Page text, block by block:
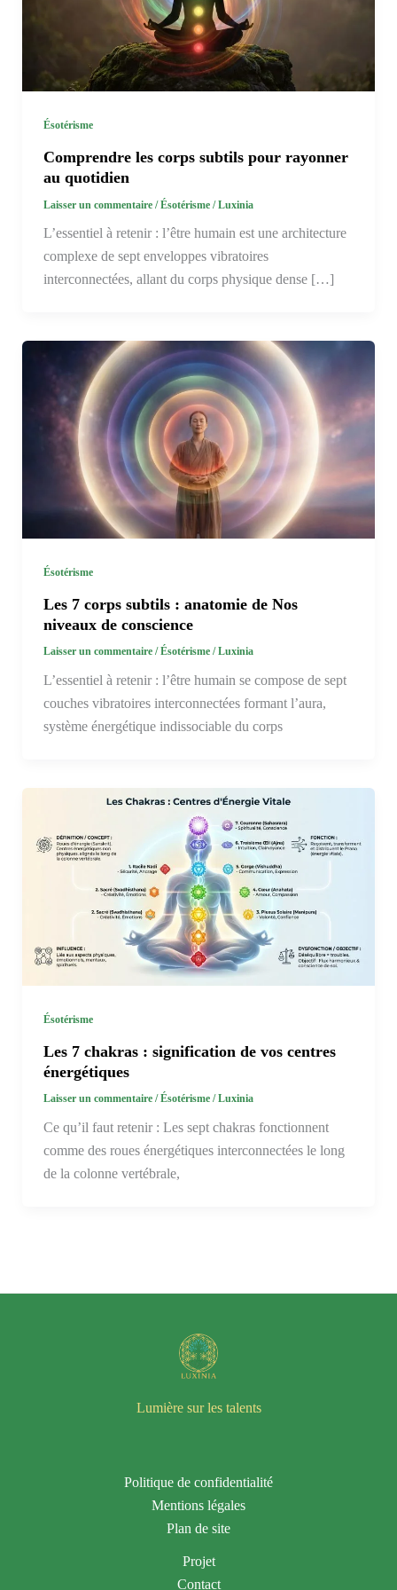
Ésotérisme
Comprendre les corps subtils pour rayonner
au quotidien
Laisser un commentaire /Ésotérisme/Luxinia
L’essentiel à retenir : l’être humain est une architecture
complexe de sept enveloppes vibratoires
interconnectées, allant du corps physique dense […]
Ésotérisme
Les 7 corps subtils : anatomie de Nos
niveaux de conscience
Laisser un commentaire / Ésotérisme/ Luxinia
L’essentiel à retenir : l’être humain se compose de sept
couches vibratoires interconnectées formant l’aura,
système énergétique indissociable du corps
Ésotérisme
Les 7 chakras : signification de vos centres
énergétiques
Laisser un commentaire / Ésotérisme/ Luxinia
Ce qu’il faut retenir : Les sept chakras fonctionnent
comme des roues énergétiques interconnectées le long
de la colonne vertébrale,
Lumière sur les talents
Politique de confidentialité
Mentions légales
Plan de site
Projet
Contact